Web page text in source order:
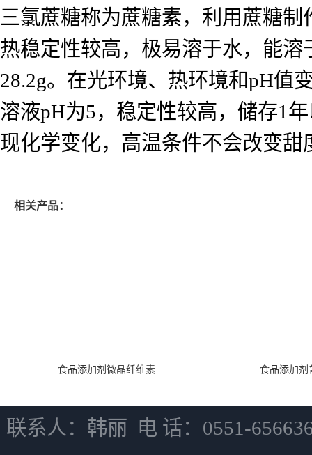
三氯蔗糖称为蔗糖素，利用蔗糖
热稳定性较高，极易溶于水，能
28.2g。在光环境、热环境和pH值
溶液pH为5，稳定性较高，储存1
现化学变化，高温条件不会改变甜
相关产品：
食品添加剂微晶纤维素 食品添加剂
联系人：韩丽 电 话：0551-